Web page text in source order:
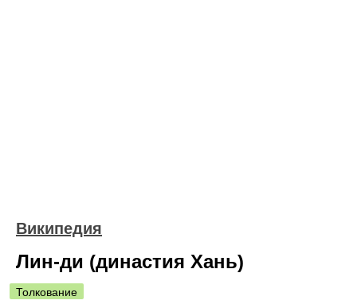
Википедия
Лин-ди (династия Хань)
Толкование